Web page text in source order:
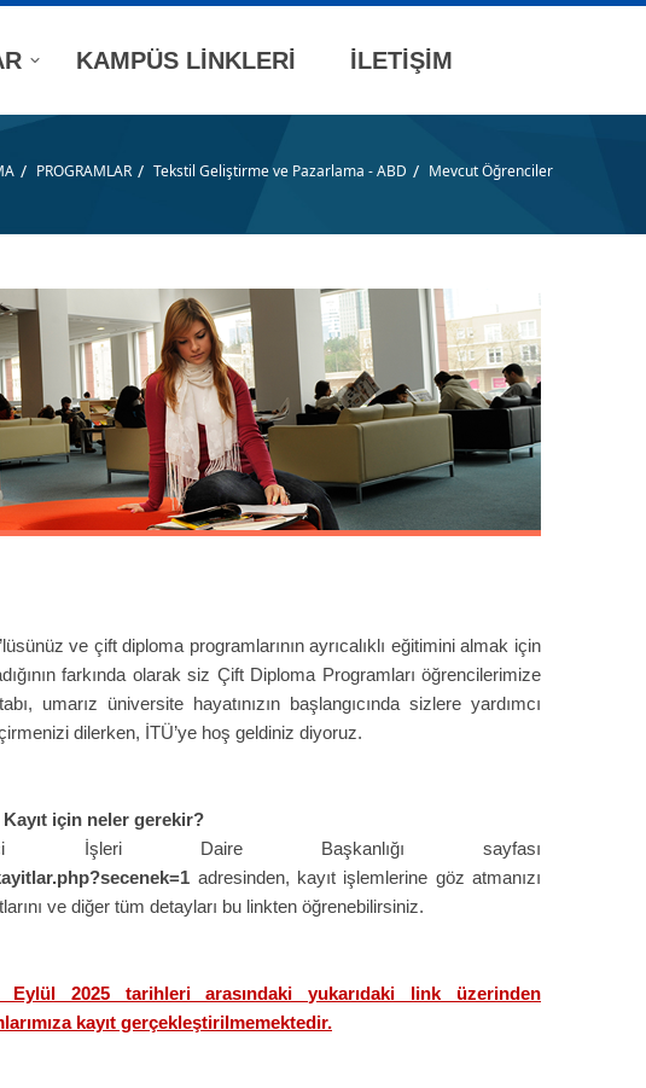
KAMPÜS LİNKLERİ İLETİŞİM
/ PROGRAMLAR / Tekstil Geliştirme ve Pazarlama - ABD / Mevcut Öğrenciler
ve çift diploma programlarının ayrıcalıklı eğitimini almak için
farkında olarak siz Çift Diploma Programları öğrencilerimize
umarız üniversite hayatınızın başlangıcında sizlere yardımcı
dilerken, İTÜ’ye hoş geldiniz diyoruz.
Kayıt için neler gerekir?
İşleri Daire Başkanlığı sayfası
adresinden, kayıt işlemlerine göz atmanızı
ve diğer tüm detayları bu linkten öğrenebilirsiniz.
2025 tarihleri arasındaki yukarıdaki link üzerinden
kayıt gerçekleştirilmemektedir.